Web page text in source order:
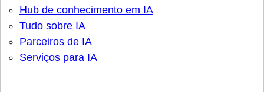
Hub de conhecimento em IA
Tudo sobre IA
Parceiros de IA
Serviços para IA